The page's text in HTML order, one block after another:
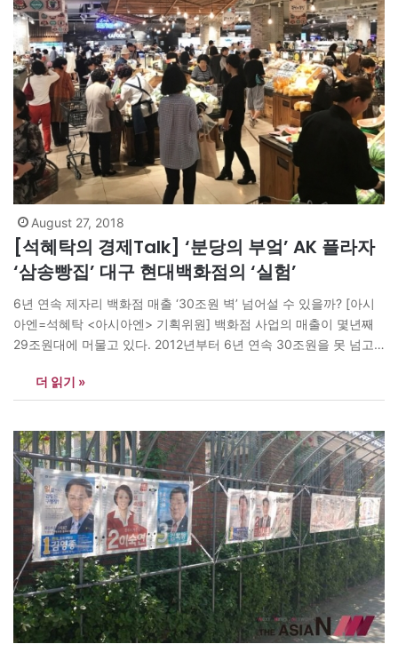
군화합 행복도시…
August 27, 2018
[석혜탁의 경제Talk] ‘분당의 부엌’ AK 플라자
‘삼송빵집’ 대구 현대백화점의 ‘실험’
6년 연속 제자리 백화점 매출 ‘30조원 벽’ 넘어설 수 있을까? [아시
아엔=석혜탁 <아시아엔> 기획위원] 백화점 사업의 매출이 몇년째
29조원대에 머물고 있다. 2012년부터 6년 연속 30조원을 못 넘고
길에 오르내리고 있기도 하다. 필자는 저서 <쇼핑은 어떻게 최고의
엔터테인먼트가 되었나>에서 백화점을 ‘유통 맏형’이라고 표현한
더 읽기 »